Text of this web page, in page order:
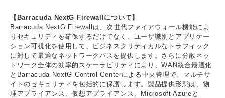
【Barracuda NextG Firewallについて】
Barracuda NextG Firewallは、次世代ファイアウォール機能によ
りセキュリティを確保するだけでなく、ユーザ識別とアプリケー
ション可視化を使用して、ビジネスクリティカルなトラフィック
に対して最適なネットワークパスを提供します。さらに分散ネッ
トワーク全体の効率的スケーラビリティにより、WAN統合最適化
とBarracuda NextG Control Centerによる中央管理で、マルチサ
イトのセキュリティを包括的に保護します。製品提供形態は、物
理アプライアンス、仮想アプライアンス、Microsoft Azureと